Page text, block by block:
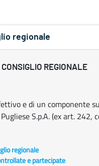
regionale
REGIONALE
e di un componente
S.p.A. (ex art. 242,
regionale
e partecipate